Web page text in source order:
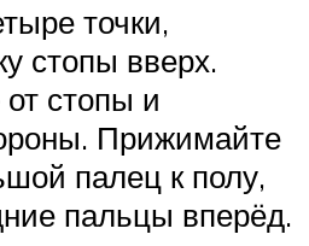
точки,
стопы вверх.
стопы и
Прижимайте
палец к полу,
пальцы вперёд.